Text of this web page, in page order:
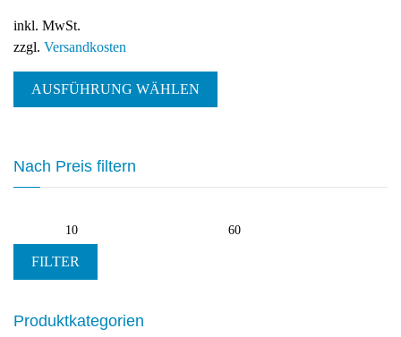
inkl. MwSt.
zzgl. Versandkosten
AUSFÜHRUNG WÄHLEN
weist
können
Nach Preis filtern
Min.
Preis
Max.
FILTER
Produktkategorien